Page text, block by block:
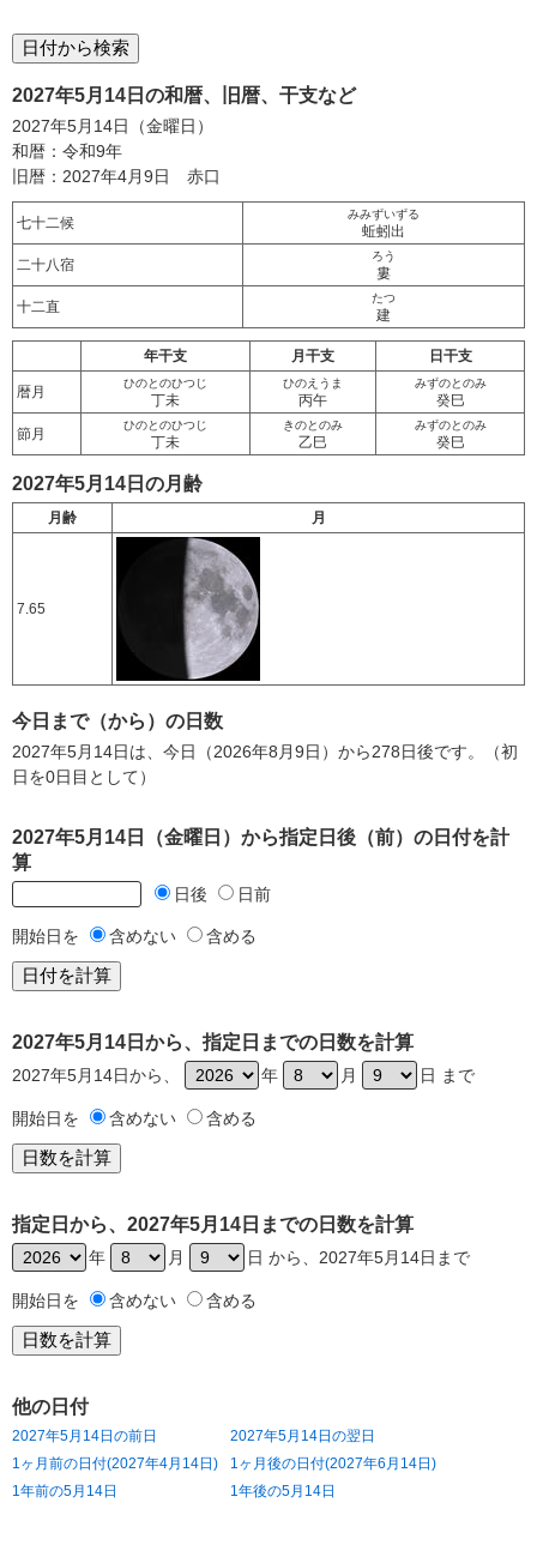
2027年5月14日の和暦、旧暦、干支など
2027年5月14日（金曜日）
和暦：令和9年
旧暦：2027年4月9日 赤口
七十二候
みみずいずる
蚯蚓出
二十八宿
ろう
婁
十二直
たつ
建
年干支 月干支 日干支
暦月
ひのとのひつじ
丁未
ひのえうま
丙午
みずのとのみ
癸巳
節月
ひのとのひつじ
丁未
きのとのみ
乙巳
みずのとのみ
癸巳
2027年5月14日の月齢
月齢 月
7.65
今日まで（から）の日数
2027年5月14日は、今日（2026年8月9日）から278日後です。（初
日を0日目として）
2027年5月14日（金曜日）から指定日後（前）の日付を計
算
日後 日前
開始日を 含めない 含める
2027年5月14日から、指定日までの日数を計算
2027年5月14日から、 年 月 日 まで
開始日を 含めない 含める
指定日から、2027年5月14日までの日数を計算
年 月 日 から、2027年5月14日まで
開始日を 含めない 含める
他の日付
2027年5月14日の前日
2027年5月14日の翌日
1ヶ月前の日付(2027年4月14日)
1ヶ月後の日付(2027年6月14日)
1年前の5月14日
1年後の5月14日